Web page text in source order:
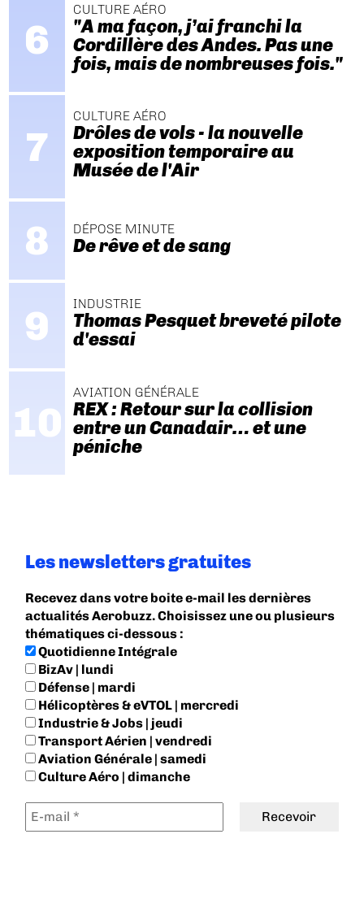
CULTURE AÉRO
"A ma façon, j’ai franchi la
Cordillère des Andes. Pas une
fois, mais de nombreuses fois."
CULTURE AÉRO
Drôles de vols - la nouvelle
exposition temporaire au
Musée de l'Air
DÉPOSE MINUTE
De rêve et de sang
INDUSTRIE
Thomas Pesquet breveté pilote
d'essai
AVIATION GÉNÉRALE
REX : Retour sur la collision
entre un Canadair… et une
péniche
Les newsletters gratuites
Recevez dans votre boite e-mail les dernières
actualités Aerobuzz. Choisissez une ou plusieurs
thématiques ci-dessous :
Quotidienne Intégrale
BizAv | lundi
Défense | mardi
Hélicoptères & eVTOL | mercredi
Industrie & Jobs | jeudi
Transport Aérien | vendredi
Aviation Générale | samedi
Culture Aéro | dimanche